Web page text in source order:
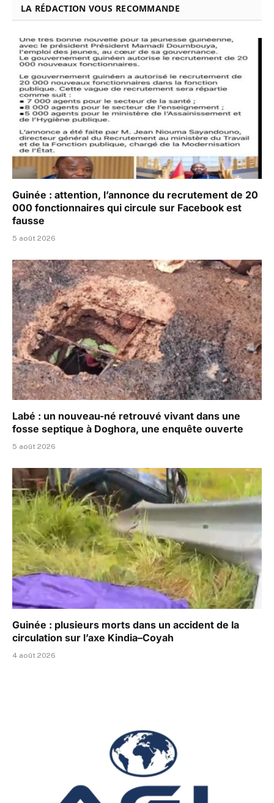
LA RÉDACTION VOUS RECOMMANDE
Guinée : attention, l’annonce du recrutement de 20
000 fonctionnaires qui circule sur Facebook est
fausse
5 août 2026
Labé : un nouveau-né retrouvé vivant dans une
fosse septique à Doghora, une enquête ouverte
5 août 2026
Guinée : plusieurs morts dans un accident de la
circulation sur l’axe Kindia–Coyah
4 août 2026